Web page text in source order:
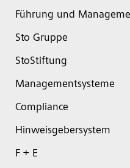
Führung und
Sto Gruppe
StoStiftung
Managementsysteme
Compliance
Hinweisgebersystem
F + E